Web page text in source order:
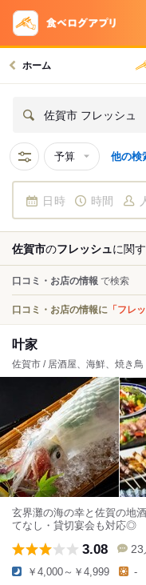
ホーム
佐賀市 フレッシュ
予算 他の検
日時 時間
佐賀市のフレッシュに関
口コミ・お店の情報 で検索
口コミ・お店の情報に 「フレ
叶家
佐賀市 / 居酒屋、海鮮、焼き鳥
玄界灘の海の幸と佐賀の地
てなし・貸切宴会も対応◎
3.08 23
￥4,000～￥4,999 -